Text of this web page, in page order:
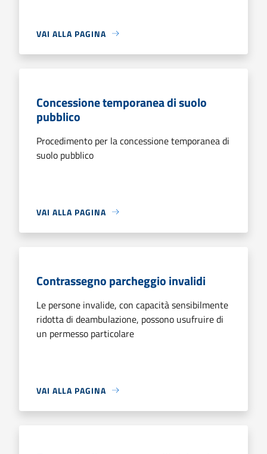
VAI ALLA PAGINA
Concessione temporanea di suolo
pubblico
Procedimento per la concessione temporanea di
suolo pubblico
VAI ALLA PAGINA
Contrassegno parcheggio invalidi
Le persone invalide, con capacità sensibilmente
ridotta di deambulazione, possono usufruire di
un permesso particolare
VAI ALLA PAGINA